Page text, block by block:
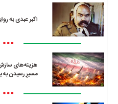
اکبر عبدی به
•••
هزینه‌های
مسیرِ رسیدن به
•••